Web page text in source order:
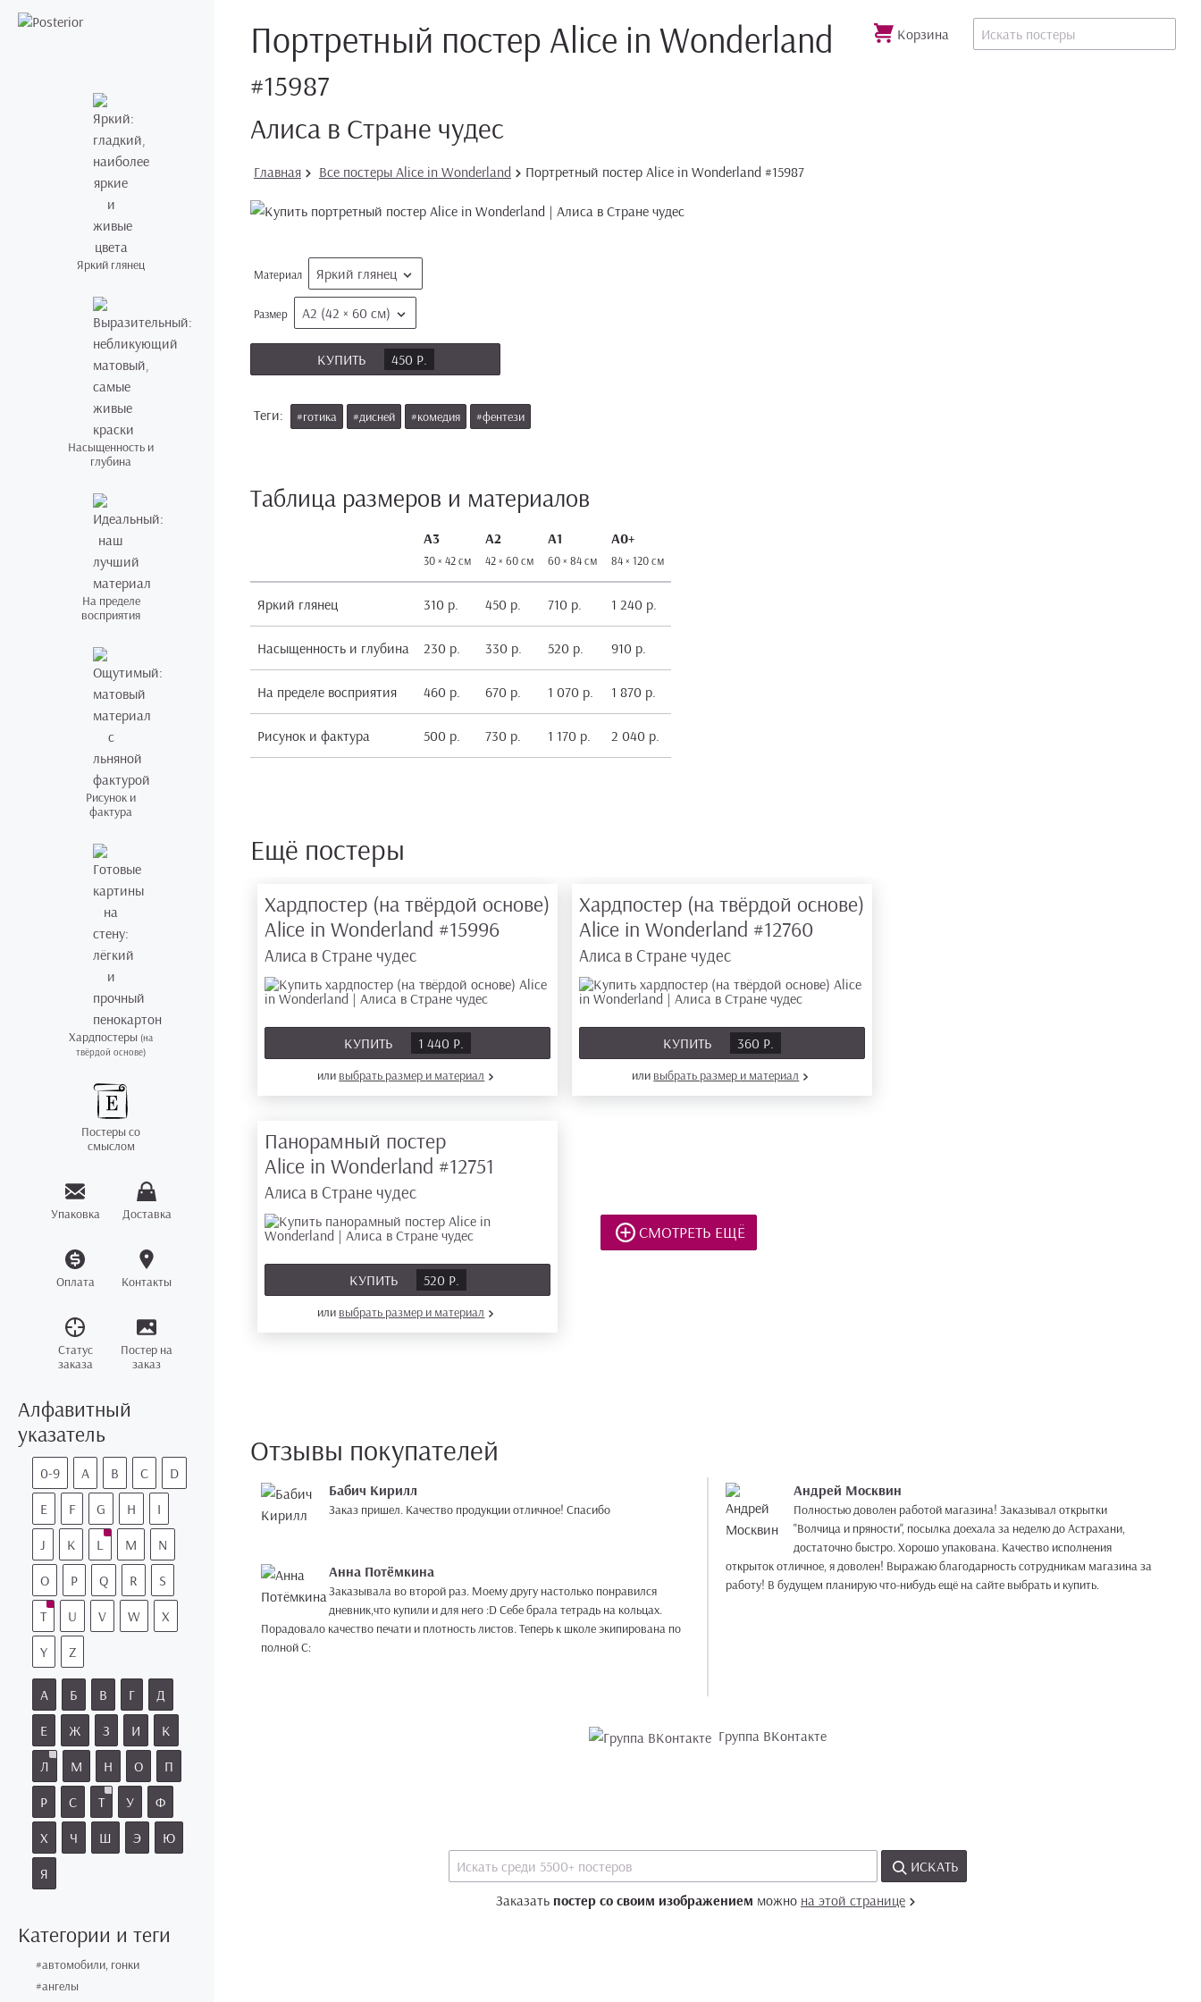
Корзина
Яркий глянец
Насыщенность и
глубина
На пределе
восприятия
Рисунок и
фактура
Хардпостеры (на
твёрдой основе)
Постеры со
смыслом
Упаковка Доставка
Оплата Контакты
Статус
заказа
Постер на
заказ
Алфавитный
указатель
0-9 A B C
D
E
F G H
I
J
K L M
N
O
P Q R
S
T
U V W
X
Y
Z
А Б В Г
Д
Е
Ж З И
К
Л
М Н О
П
Р
С Т У
Ф
Х
Ч Ш Э
Ю
Я
Категории и теги
#автомобили, гонки
#ангелы
Портретный постер Alice in Wonderland
#15987
Алиса в Стране чудес
Главная Все постеры Alice in Wonderland Портретный постер Alice in Wonderland #15987
Материал Яркий глянец
Размер А2 (42 × 60 см)
КУПИТЬ 450 Р.
Теги: #готика #дисней #комедия #фентези
Таблица размеров и материалов
А3
30 × 42 см
А2
42 × 60 см
А1
60 × 84 см
А0+
84 × 120 см
Яркий глянец 310 р. 450 р. 710 р. 1 240 р.
Насыщенность и глубина 230 р. 330 р. 520 р. 910 р.
На пределе восприятия 460 р. 670 р. 1 070 р. 1 870 р.
Рисунок и фактура 500 р. 730 р. 1 170 р. 2 040 р.
Ещё постеры
Хардпостер (на твёрдой основе)
Alice in Wonderland #15996
Алиса в Стране чудес
КУПИТЬ 1 440 Р.
или выбрать размер и материал
Хардпостер (на твёрдой основе)
Alice in Wonderland #12760
Алиса в Стране чудес
КУПИТЬ 360 Р.
или выбрать размер и материал
Панорамный постер
Alice in Wonderland #12751
Алиса в Стране чудес
КУПИТЬ 520 Р.
или выбрать размер и материал
СМОТРЕТЬ ЕЩЁ
Отзывы покупателей
Бабич Кирилл
Заказ пришел. Качество продукции отличное! Спасибо
Анна Потёмкина
Заказывала во второй раз. Моему другу настолько понравился
дневник,что купили и для него :D Себе брала тетрадь на кольцах.
Порадовало качество печати и плотность листов. Теперь к школе экипирована по
полной С:
Андрей Москвин
Полностью доволен работой магазина! Заказывал открытки
"Волчица и пряности", посылка доехала за неделю до Астрахани,
достаточно быстро. Хорошо упакована. Качество исполнения
открыток отличное, я доволен! Выражаю благодарность сотрудникам магазина за
работу! В будущем планирую что-нибудь ещё на сайте выбрать и купить.
Группа ВКонтакте
ИСКАТЬ
Заказать постер со своим изображением можно на этой странице